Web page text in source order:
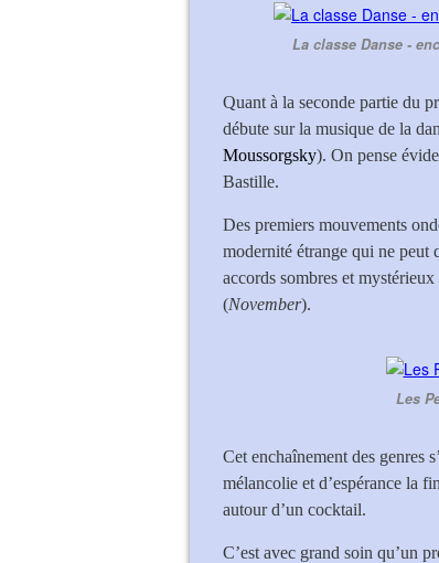
La classe Danse -
Quant à la seconde partie du
débute sur la musique de la
Moussorgsky). On pense
Bastille.
Des premiers mouvements
modernité étrange qui ne peut
accords sombres et
(November).
Les
Cet enchaînement des genres
mélancolie et d’espérance la
autour d’un cocktail.
C’est avec grand soin qu’un